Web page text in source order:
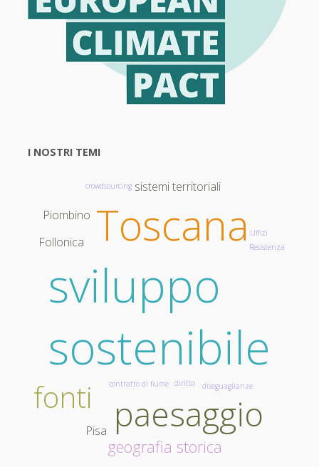
I NOSTRI TEMI
sviluppo
sostenibile
Toscana
paesaggio
fonti
geografia storica
sistemi territoriali
Follonica
Pisa
Piombino
contratto di fiume diseguaglianze
Resistenza
crowdsourcing
diritto
Uffizi